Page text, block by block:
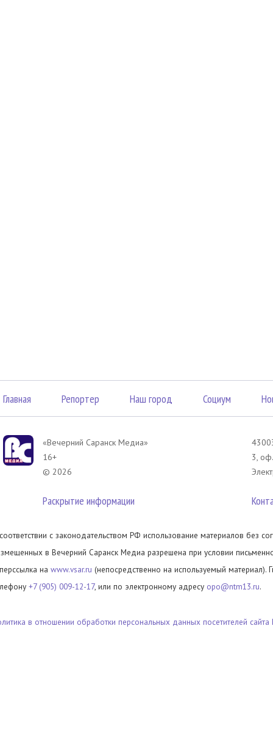
Главная Репортер Наш город Социум
«Вечерний Саранск Mедиа»
16+
© 2026
Раскрытие информации
3,
с законодательством РФ использование материалов без
в Вечерний Саранск Медиа разрешена при условии
на www.vsar.ru (непосредственно на используемый материал).
+7 (905) 009-12-17, или по электронному адресу opo@ntm13.ru.
в отношении обработки персональных данных посетителей